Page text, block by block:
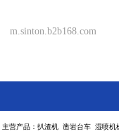
m.sinton.b2b168.com
主营产品：扒渣机 凿岩台车 湿喷